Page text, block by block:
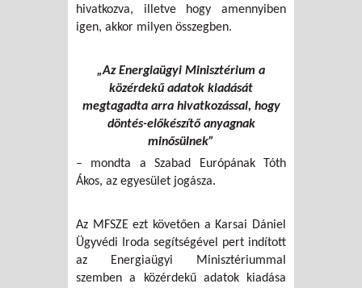
hivatkozva, illetve hogy amennyiben
igen, akkor milyen összegben.
„Az Energiaügyi Minisztérium a
közérdekű adatok kiadását
megtagadta arra hivatkozással, hogy
döntés-előkészítő anyagnak
minősülnek”
– mondta a Szabad Európának Tóth
Ákos, az egyesület jogásza.
Az MFSZE ezt követően a Karsai Dániel
Ügyvédi Iroda segítségével pert indított
az Energiaügyi Minisztériummal
szemben a közérdekű adatok kiadása